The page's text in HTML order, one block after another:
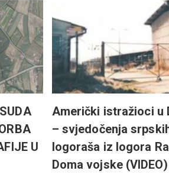
U
Američki istražioci u
– svjedočenja
logoraša iz logora
Doma vojske (VIDEO)